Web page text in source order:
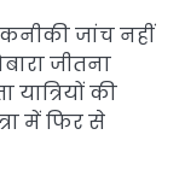
जांच नहीं
जीतना
यात्रियों की
में फिर से